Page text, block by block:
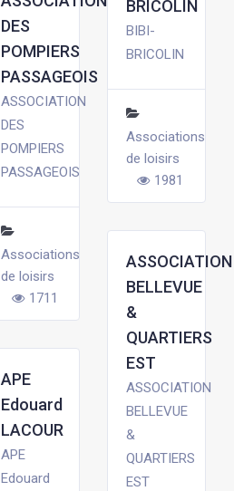
BRICOLIN
BIBI-
BRICOLIN
Associations
de loisirs
1981
DES
POMPIERS
PASSAGEOIS
ASSOCIATION
DES
POMPIERS
PASSAGEOIS
Associations
de loisirs
1711
ASSOCIATION
BELLEVUE
&
QUARTIERS
EST
ASSOCIATION
BELLEVUE
&
QUARTIERS
EST
APE
Edouard
LACOUR
APE
Edouard